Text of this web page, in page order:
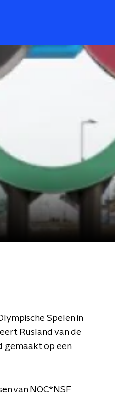
Spelen in
Rusland van de
gemaakt op een
van NOC*NSF